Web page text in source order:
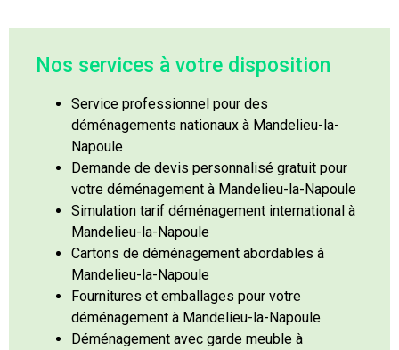
Nos services à votre disposition
Service professionnel pour des
déménagements nationaux à Mandelieu-la-
Napoule
Demande de devis personnalisé gratuit pour
votre déménagement à Mandelieu-la-Napoule
Simulation tarif déménagement international à
Mandelieu-la-Napoule
Cartons de déménagement abordables à
Mandelieu-la-Napoule
Fournitures et emballages pour votre
déménagement à Mandelieu-la-Napoule
Déménagement avec garde meuble à